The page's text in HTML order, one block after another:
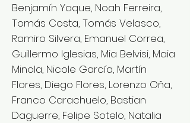
Benjamín Yaque, Noah Ferreira,
Tomás Costa, Tomás Velasco,
Ramiro Silvera, Emanuel Correa,
Guillermo Iglesias, Mia Belvisi, Maia
Minola, Nicole García, Martín
Flores, Diego Flores, Lorenzo Oña,
Franco Carachuelo, Bastian
Daguerre, Felipe Sotelo, Natalia